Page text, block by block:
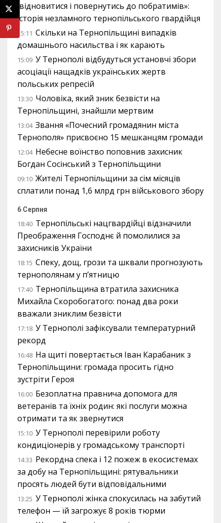
відновитися і повернутись до побратимів»:
історія незламного тернопільського гвардійця
15:11 Скільки на Тернопільщині випадків
домашнього насильства і як карають
15:09 У Тернополі відбудуться установчі збори
асоціації нащадків українських жертв
польських репресій
13:30 Чоловіка, який зник безвісти на
Тернопільщині, знайшли мертвим
13:04 Звання «Почесний громадянин міста
Тернополя» присвоєно 15 мешканцям громади
12:04 Небесне воїнство поповнив захисник
Богдан Сосінський з Тернопільщини
09:10 Жителі Тернопільщини за сім місяців
сплатили понад 1,6 млрд грн військового збору
6 Серпня
18:40 Тернопільські нацгвардійці відзначили
Преображення Господнє й помолилися за
захисників України
18:15 Спеку, дощ, грози та шквали прогнозують
тернополянам у п’ятницю
17:40 Тернопільщина втратила захисника
Михайла Скоробогатого: понад два роки
вважали зниклим безвісти
17:18 У Тернополі зафіксували температурний
рекорд
16:48 На щиті повертається Іван Карабаник з
Тернопільщини: громада просить гідно
зустріти Героя
16:00 Безоплатна правнича допомога для
ветеранів та їхніх родин: які послуги можна
отримати та як звернутися
15:10 У Тернополі перевірили роботу
кондиціонерів у громадському транспорті
14:33 Рекордна спека і 12 пожеж в екосистемах
за добу на Тернопільщині: рятувальники
просять людей бути відповідальними
13:25 У Тернополі жінка спокусилась на забутий
телефон — їй загрожує 8 років тюрми